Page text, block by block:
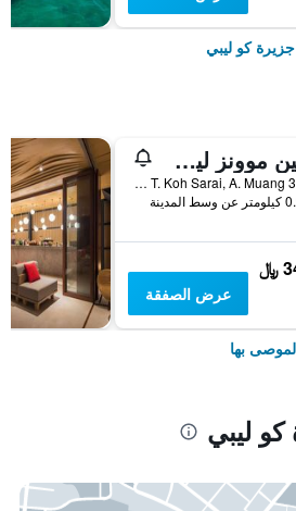
كو ليبي
تين موونز ليب ريزورت
31 Moo 7, T. Koh Sarai, A. Muang, جزيرة كو ليبي, تايلاند
وسط المدينة
﷼
عرض الصفقة
بها
ليبي